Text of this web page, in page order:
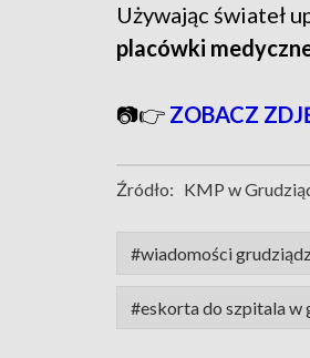
Używając świateł
placówki
📷👉 ZOBACZ
Źródło: KMP w
#wiadomości
#eskorta do szpitala w